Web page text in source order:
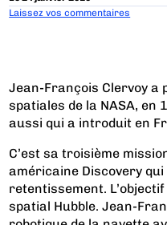
Laissez vos commentaires
Jean-François Clervoy
spatiales de la NASA, en
aussi qui a introduit en
C’est sa troisième
américaine Discovery
retentissement.
spatial Hubble. Jean-